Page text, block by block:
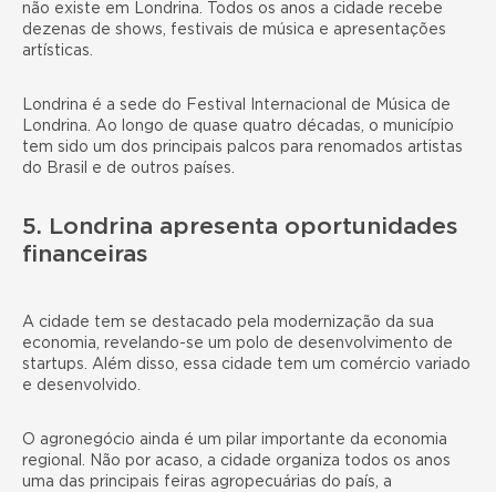
não existe em Londrina. Todos os anos a cidade recebe
dezenas de shows, festivais de música e apresentações
artísticas.
Londrina é a sede do Festival Internacional de Música de
Londrina. Ao longo de quase quatro décadas, o município
tem sido um dos principais palcos para renomados artistas
do Brasil e de outros países.
5. Londrina apresenta oportunidades
financeiras
A cidade tem se destacado pela modernização da sua
economia, revelando-se um polo de desenvolvimento de
startups. Além disso, essa cidade tem um comércio variado
e desenvolvido.
O agronegócio ainda é um pilar importante da economia
regional. Não por acaso, a cidade organiza todos os anos
uma das principais feiras agropecuárias do país, a